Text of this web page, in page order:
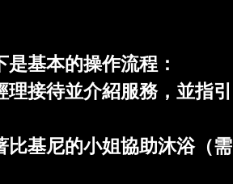
基本的操作流程：
接待並介紹服務，並指引
基尼的小姐協助沐浴（需